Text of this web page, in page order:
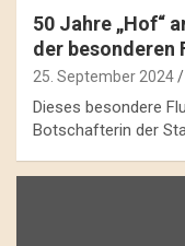
50 Jahre „Hof“
der besonderen
25. September 2024
Dieses besondere
Botschafterin der